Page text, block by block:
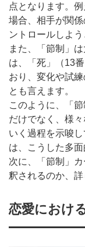
点となります。
場合、相手が関
ントロールしよ
また、「節制」
は、「死」（13
おり、変化や試
とも言えます。
このように、「
だけでなく、様
いく過程を示唆
は、こうした多
次に、「節制」
釈されるのか、詳
恋愛におけ